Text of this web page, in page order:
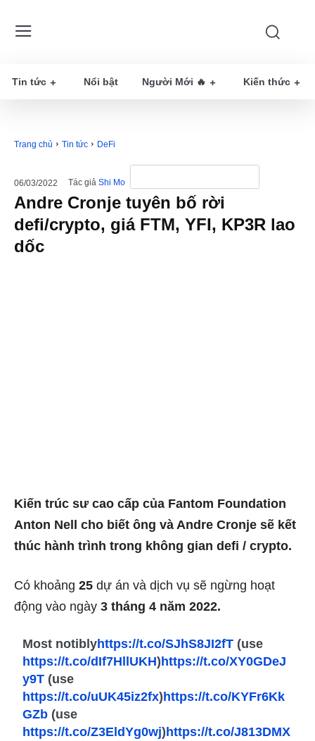
Tin tức Nổi bật Người Mới 🔥 Kiến thức
Trang chủ Tin tức DeFi
06/03/2022 Tác giả Shi Mo
Andre Cronje tuyên bố rời
defi/crypto, giá FTM, YFI, KP3R lao
dốc
Kiến trúc sư cao cấp của Fantom Foundation
Anton Nell cho biết ông và Andre Cronje sẽ kết
thúc hành trình trong không gian defi / crypto.
Có khoảng 25 dự án và dịch vụ sẽ ngừng hoạt
động vào ngày 3 tháng 4 năm 2022.
Most notiblyhttps://t.co/SJhS8JI2fT (use
https://t.co/dIf7HllUKH)https://t.co/XY0GDeJ
y9T (use
https://t.co/uUK45iz2fx)https://t.co/KYFr6Kk
GZb (use
https://t.co/Z3EldYg0wj)https://t.co/J813DMX